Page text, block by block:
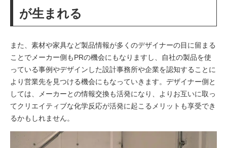
が生まれる
また、素材や家具など製品情報が多くのデザイナーの目に留まる
ことでメーカー側もPRの機会にもなりますし、自社の製品を使
っている事例やデザインした設計事務所や企業を認知することに
より営業先を見つける機会にもなっていきます。デザイナー側と
しては、メーカーとの情報交換も活発になり、よりお互いに取っ
てクリエイティブな化学反応が活発に起こるメリットも享受でき
るかもしれません。